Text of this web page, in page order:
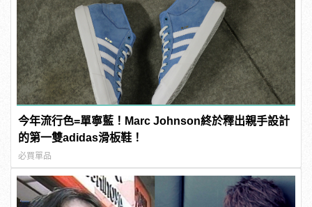
今年流行色=單寧藍！Marc Johnson終於釋出親手設計
的第一雙adidas滑板鞋！
必買單品